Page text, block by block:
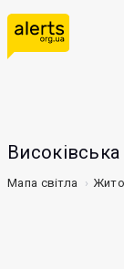
Мапа світла